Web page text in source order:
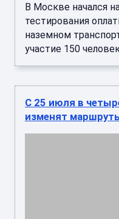
В Москве начался
тестирования
наземном
участие 150
С 25 июля в
изменят